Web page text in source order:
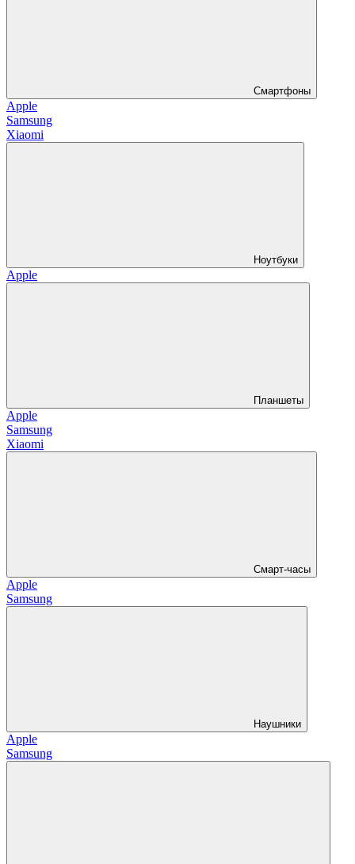
Смартфоны
Apple
Samsung
Xiaomi
Ноутбуки
Apple
Планшеты
Apple
Samsung
Xiaomi
Смарт-часы
Apple
Samsung
Наушники
Apple
Samsung